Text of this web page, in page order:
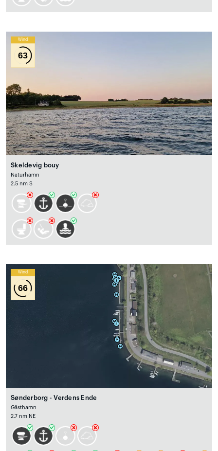
Wind
63
Skeldevig bouy
Naturhamn
2.5 nm S
Wind
66
Sønderborg - Verdens Ende
Gästhamn
2.7 nm NE